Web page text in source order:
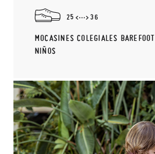
25 36
MOCASINES COLEGIALES BAREFOOT
NIÑOS